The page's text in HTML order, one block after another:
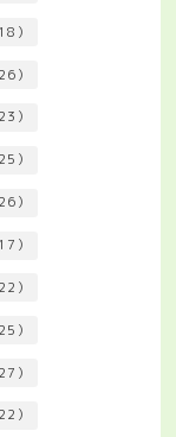
）
）
）
）
）
）
）
）
）
）